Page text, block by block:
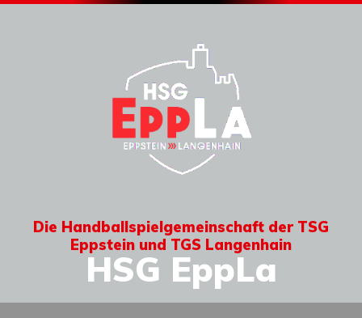
Die Handballspielgemeinschaft der TSG
Eppstein und TGS Langenhain
HSG EppLa